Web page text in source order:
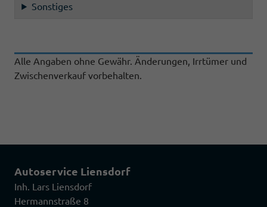
Sonstiges
Alle Angaben ohne Gewähr. Änderungen, Irrtümer und
Zwischenverkauf vorbehalten.
Autoservice Liensdorf
Inh. Lars Liensdorf
Hermannstraße 8